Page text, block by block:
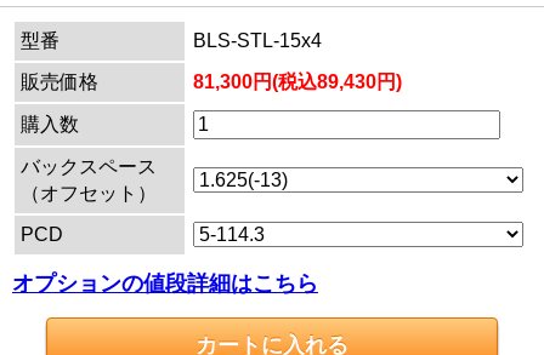
型番
BLS-STL-15x4
販売価格
81,300円(税込89,430円)
購入数
バックスペース
（オフセット）
PCD
オプションの値段詳細はこちら